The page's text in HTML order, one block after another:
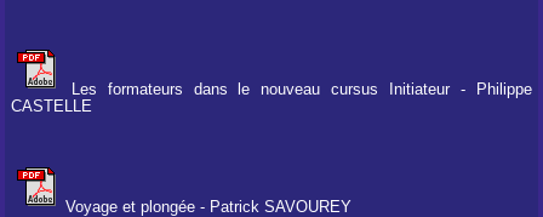
Les formateurs dans le nouveau cursus Initiateur - Philippe
CASTELLE
Voyage et plongée - Patrick SAVOUREY